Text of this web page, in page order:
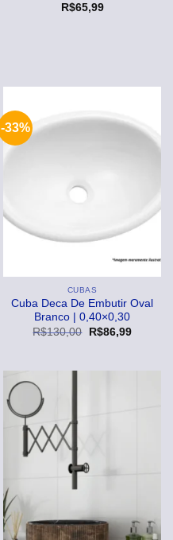
R$65,99
-33%
CUBAS
Cuba Deca De Embutir Oval
Branco | 0,40×0,30
R$130,00
O
R$130,00.
R$86,99O